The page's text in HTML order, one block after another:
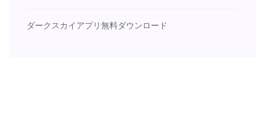
ダークスカイアプリ無料ダウンロード